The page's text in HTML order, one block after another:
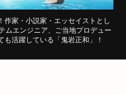
作家・小説家・エッセイストとし
ムエンジニア、ご当地プロデュー
活躍している「鬼岩正和」！